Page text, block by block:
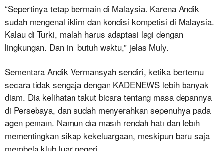
“Sepertinya tetap bermain di Malaysia. Karena Andik
sudah mengenal iklim dan kondisi kompetisi di Malaysia.
Kalau di Turki, malah harus adaptasi lagi dengan
lingkungan. Dan ini butuh waktu,” jelas Muly.
Sementara Andik Vermansyah sendiri, ketika bertemu
secara tidak sengaja dengan KADENEWS lebih banyak
diam. Dia kelihatan takut bicara tentang masa depannya
di Persebaya, dan sudah menyerahkan sepenuhya pada
agen pemain. Namun dia masih rendah hati dan lebih
mementingkan sikap kekeluargaan, meskipun baru saja
membela klub luar negeri.